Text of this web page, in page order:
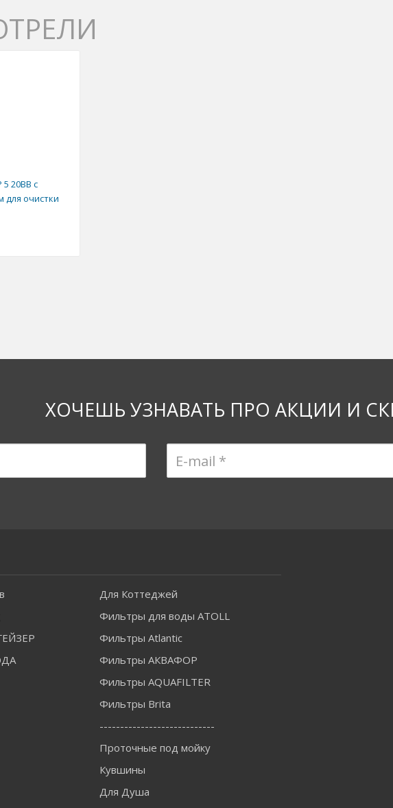
20BB с
для очистки
ХОЧЕШЬ УЗНАВАТЬ ПРО АКЦИИ И
Для Коттеджей
Фильтры для воды ATOLL
Фильтры Atlantic
Фильтры АКВАФОР
Фильтры AQUAFILTER
Фильтры Brita
----------------------------
Проточные под мойку
Кувшины
Для Душа